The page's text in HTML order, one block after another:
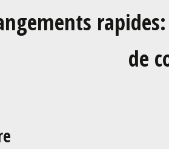
de